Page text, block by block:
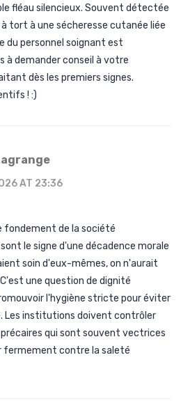
fléau silencieux. Souvent détectée
tort à une sécheresse cutanée liée
du personnel soignant est
à demander conseil à votre
dès les premiers signes.
! :)
AT 23:36
fondement de la société
le signe d'une décadence morale
soin d'eux-mêmes, on n'aurait
une question de dignité
l'hygiène stricte pour éviter
Les institutions doivent contrôler
qui sont souvent vectrices
fermement contre la saleté